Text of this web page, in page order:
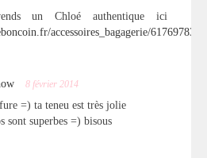
un Chloé authentique ici
accessoires_bagagerie/
8 février 2014
=) ta teneu est très jolie
sont superbes =) bisous